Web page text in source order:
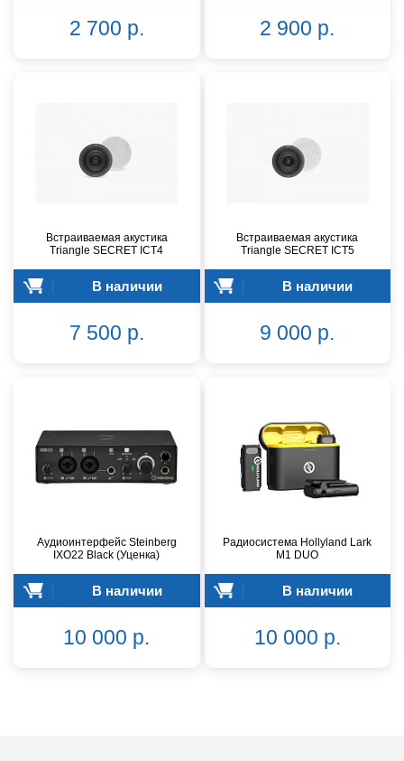
2 700 р. 2 900 р.
Встраиваемая акустика
Triangle SECRET ICT4
В наличии
7 500 р.
Встраиваемая акустика
Triangle SECRET ICT5
В наличии
9 000 р.
Аудиоинтерфейс Steinberg
IXO22 Black (Уценка)
В наличии
10 000 р.
Радиосистема Hollyland Lark
M1 DUO
В наличии
10 000 р.